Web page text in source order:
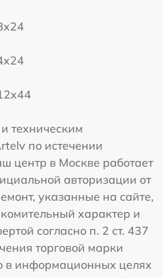
техническим
по истечении
центр в Москве работает
авторизации от
указанные на сайте,
характер и
согласно п. 2 ст. 437
торговой марки
в информационных целях